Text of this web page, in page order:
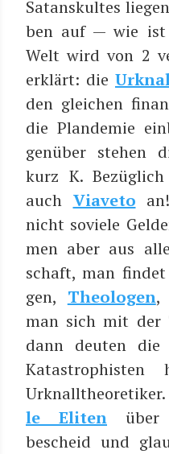
Satans­kul­tes
ben auf — wie ist
Welt wird von 2
erklärt: die
den glei­chen
die Plan­de­mie
gen­über ste­hen
kurz K.
auch Via­ve­to
nicht sovie­le
men aber aus
schaft, man fin­det
gen, Theo­lo­gen,
man sich mit der
dann deu­ten
Urknall­theo­re­ti­ker.
le Eli­ten über
bescheid und